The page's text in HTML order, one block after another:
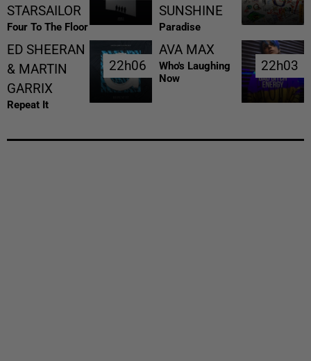
STARSAILOR
Four To The Floor
SUNSHINE
Paradise
ED SHEERAN
& MARTIN
GARRIX
Repeat It
22h06
22h06
AVA MAX
Who's Laughing
Now
22h03
22h03